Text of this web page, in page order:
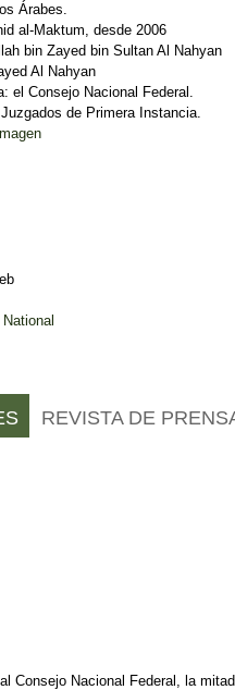
Árabes.
al-Maktum, desde 2006
bin Zayed bin Sultan Al Nahyan
Al Nahyan
el Consejo Nacional Federal.
de Primera Instancia.
REVISTA DE
Consejo Nacional Federal, la mitad